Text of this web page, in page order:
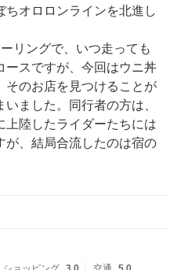
オロロンラインを北進し
リングで、いつ走っても
ースですが、今回はウニ丼
そのお店を見つけることが
ました。同行者の方は、
上陸したライダーたちには
が、結局合流したのは宿の